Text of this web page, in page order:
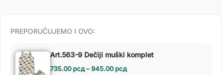
PREPORUČUJEMO I OVO:
Art.563-9 Dečiji muški komplet
735.00рсд–945.00рсд